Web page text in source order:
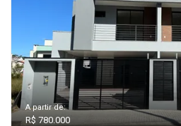
A partir de:
R$ 780.000